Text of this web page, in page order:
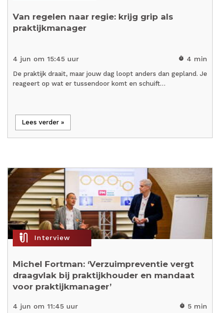
Van regelen naar regie: krijg grip als
praktijkmanager
4 jun om 15:45 uur timer 4 min
De praktijk draait, maar jouw dag loopt anders dan gepland. Je
reageert op wat er tussendoor komt en schuift…
Lees verder »
mic_external_on Interview
Michel Fortman: ‘Verzuimpreventie vergt
draagvlak bij praktijkhouder en mandaat
voor praktijkmanager’
4 jun om 11:45 uur timer 5 min